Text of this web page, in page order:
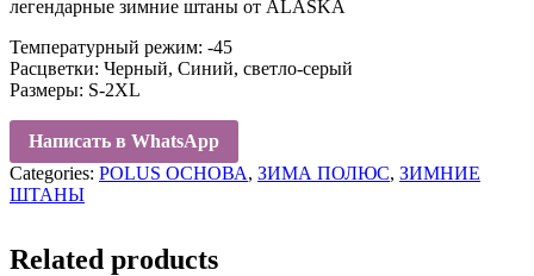
легендарные зимние штаны от ALASKA
Температурный режим: -45
Расцветки: Черный, Синий, светло-серый
Размеры: S-2XL
Написать в WhatsApp
Categories: POLUS ОСНОВА, ЗИМА ПОЛЮС, ЗИМНИЕ
ШТАНЫ
Related products